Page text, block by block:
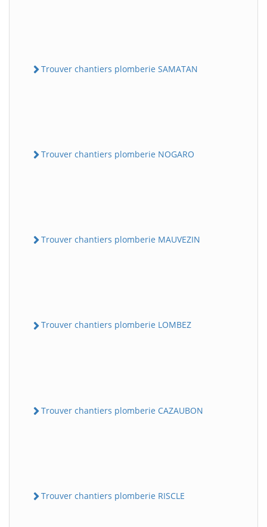
Trouver chantiers plomberie SAMATAN
Trouver chantiers plomberie NOGARO
Trouver chantiers plomberie MAUVEZIN
Trouver chantiers plomberie LOMBEZ
Trouver chantiers plomberie CAZAUBON
Trouver chantiers plomberie RISCLE